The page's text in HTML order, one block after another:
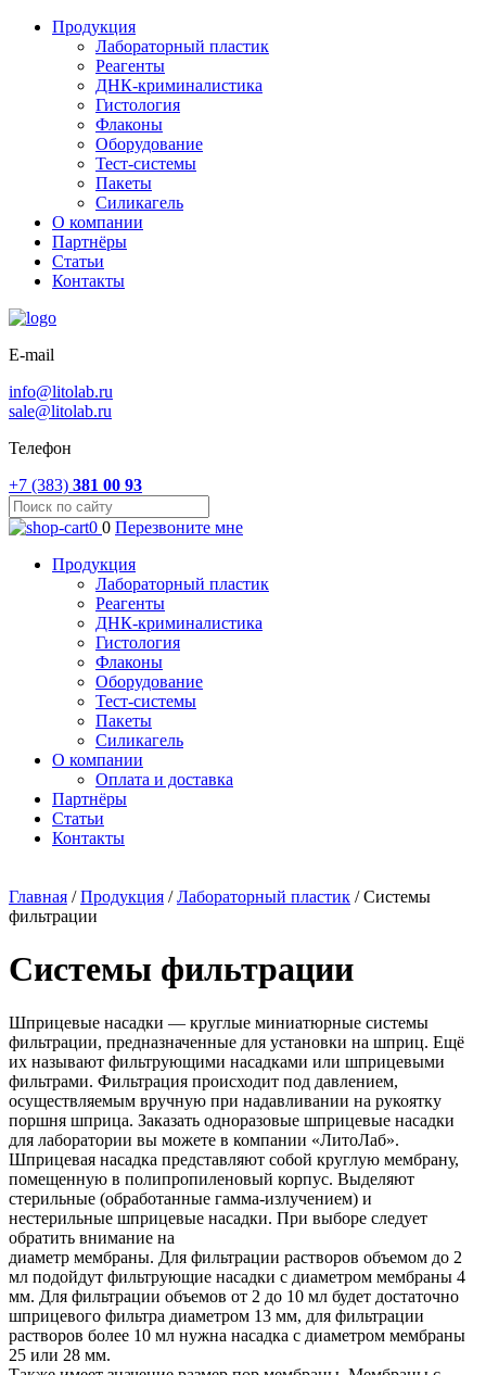
Продукция
Лабораторный пластик
Реагенты
ДНК-криминалистика
Гистология
Флаконы
Оборудование
Тест-системы
Пакеты
Силикагель
О компании
Партнёры
Статьи
Контакты
E-mail
info@litolab.ru
sale@litolab.ru
Телефон
+7 (383) 381 00 93
0 0 Перезвоните мне
Продукция
Лабораторный пластик
Реагенты
ДНК-криминалистика
Гистология
Флаконы
Оборудование
Тест-системы
Пакеты
Силикагель
О компании
Оплата и доставка
Партнёры
Статьи
Контакты
Главная /Продукция /Лабораторный пластик /Системы
фильтрации
Системы фильтрации
Шприцевые насадки — круглые миниатюрные системы
фильтрации, предназначенные для установки на шприц. Ещё
их называют фильтрующими насадками или шприцевыми
фильтрами. Фильтрация происходит под давлением,
осуществляемым вручную при надавливании на рукоятку
поршня шприца. Заказать одноразовые шприцевые насадки
для лаборатории вы можете в компании «ЛитоЛаб».
Шприцевая насадка представляют собой круглую мембрану,
помещенную в полипропиленовый корпус. Выделяют
стерильные (обработанные гамма-излучением) и
нестерильные шприцевые насадки. При выборе следует
обратить внимание на
диаметр мембраны. Для фильтрации растворов объемом до 2
мл подойдут фильтрующие насадки с диаметром мембраны 4
мм. Для фильтрации объемов от 2 до 10 мл будет достаточно
шприцевого фильтра диаметром 13 мм, для фильтрации
растворов более 10 мл нужна насадка с диаметром мембраны
25 или 28 мм.